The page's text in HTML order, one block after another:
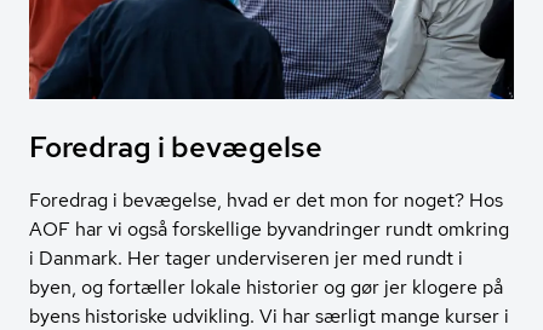
Foredrag i bevægelse
Foredrag i bevægelse, hvad er det mon for noget? Hos
AOF har vi også forskellige byvandringer rundt omkring
i Danmark. Her tager underviseren jer med rundt i
byen, og fortæller lokale historier og gør jer klogere på
byens historiske udvikling. Vi har særligt mange kurser i